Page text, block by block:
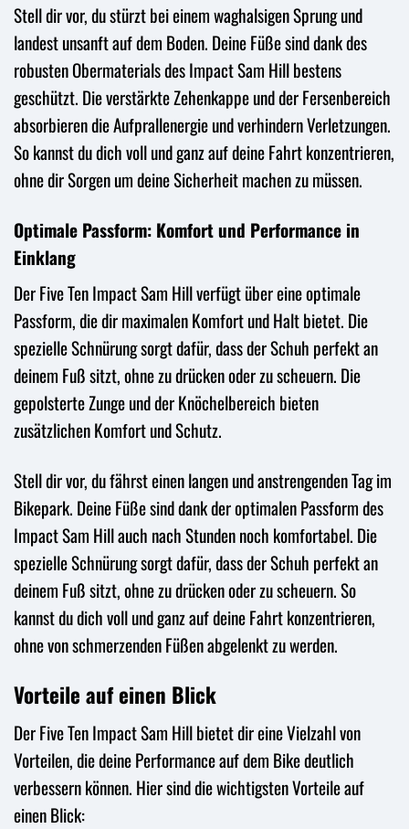
Stell dir vor, du stürzt bei einem waghalsigen Sprung und
landest unsanft auf dem Boden. Deine Füße sind dank des
robusten Obermaterials des Impact Sam Hill bestens
geschützt. Die verstärkte Zehenkappe und der Fersenbereich
absorbieren die Aufprallenergie und verhindern Verletzungen.
So kannst du dich voll und ganz auf deine Fahrt konzentrieren,
ohne dir Sorgen um deine Sicherheit machen zu müssen.
Optimale Passform: Komfort und Performance in
Einklang
Der Five Ten Impact Sam Hill verfügt über eine optimale
Passform, die dir maximalen Komfort und Halt bietet. Die
spezielle Schnürung sorgt dafür, dass der Schuh perfekt an
deinem Fuß sitzt, ohne zu drücken oder zu scheuern. Die
gepolsterte Zunge und der Knöchelbereich bieten
zusätzlichen Komfort und Schutz.
Stell dir vor, du fährst einen langen und anstrengenden Tag im
Bikepark. Deine Füße sind dank der optimalen Passform des
Impact Sam Hill auch nach Stunden noch komfortabel. Die
spezielle Schnürung sorgt dafür, dass der Schuh perfekt an
deinem Fuß sitzt, ohne zu drücken oder zu scheuern. So
kannst du dich voll und ganz auf deine Fahrt konzentrieren,
ohne von schmerzenden Füßen abgelenkt zu werden.
Vorteile auf einen Blick
Der Five Ten Impact Sam Hill bietet dir eine Vielzahl von
Vorteilen, die deine Performance auf dem Bike deutlich
verbessern können. Hier sind die wichtigsten Vorteile auf
einen Blick: